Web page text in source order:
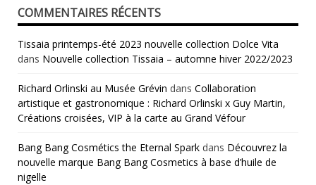
COMMENTAIRES RÉCENTS
Tissaia printemps-été 2023 nouvelle collection Dolce Vita
dans Nouvelle collection Tissaia – automne hiver 2022/2023
Richard Orlinski au Musée Grévin dans Collaboration
artistique et gastronomique : Richard Orlinski x Guy Martin,
Créations croisées, VIP à la carte au Grand Véfour
Bang Bang Cosmétics the Eternal Spark dans Découvrez la
nouvelle marque Bang Bang Cosmetics à base d’huile de
nigelle